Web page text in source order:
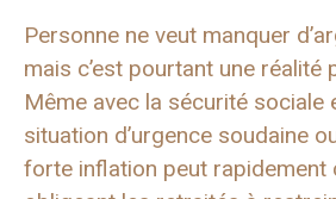
Personne ne veut manquer
mais c’est pourtant une réalité
Même avec la sécurité sociale
situation d’urgence soudaine
forte inflation peut rapidement